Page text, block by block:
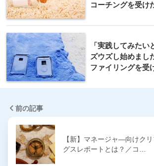
コーチングを受け
「実践してみた
ズウズし始めまし
ファイリングを受
前の記事
【新】マネージャ―向けク
グスレポートとは？／コ…